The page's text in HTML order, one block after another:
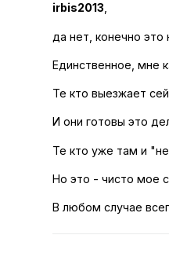
irbis2013
да нет, конечно это
Единственное, мне
Те кто выезжает
И они готовы это
Те кто уже там и
Но это - чисто мое
В любом случае